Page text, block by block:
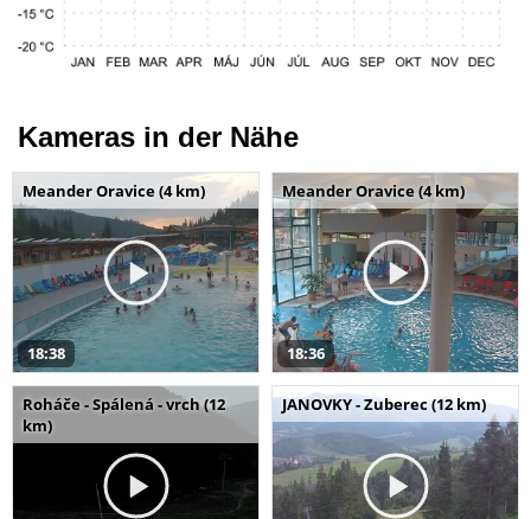
Kameras in der Nähe
Meander Oravice (4 km)
18:38
Meander Oravice (4 km)
18:36
Roháče - Spálená - vrch (12
km)
JANOVKY - Zuberec (12 km)